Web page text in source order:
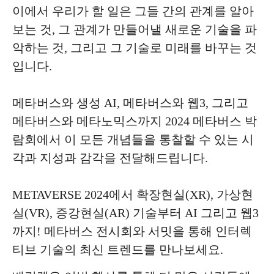
이에서 우리가 할 일은 그들 간의 관계를 알아
보는 것, 그 관계가 만들어낼 새로운 기술을 파
악하는 것, 그리고 그 기술로 미래를 바꾸는 것
입니다.
메타버스와 생성 AI, 메타버스와 웹3, 그리고
메타버스와 메타노믹스까지 2024 메타버스 박
람회에서 이 모든 개념들을 통찰할 수 있는 시
각과 지성과 감각을 전달해드립니다.
METAVERSE 2024에서 확장현실(XR), 가상현
실(VR), 증강현실(AR) 기술부터 AI 그리고 웹3
까지! 메타버스 전시회와 서밋을 통해 인터렉
티브 기술의 최신 트렌드를 만나보세요.